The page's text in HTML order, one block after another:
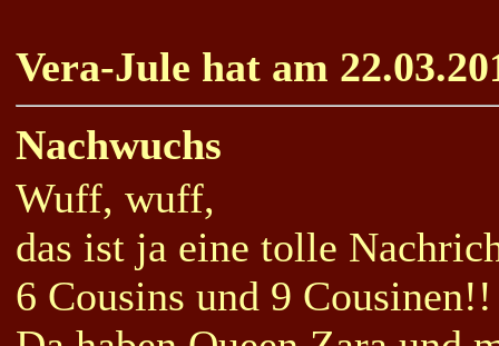
Vera-Jule hat am
Nachwuchs
Wuff, wuff,
das ist ja eine tolle
6 Cousins und 9 Cousinen!!